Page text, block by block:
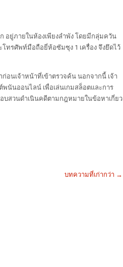
อยู่ภายในห้องเพียงลำพัง โดยมีกลุ่มควัน
โทรศัพท์มือถือยี่ห้อซัมซุง 1 เครื่อง จึงยึดไว้
อนเจ้าหน้าที่เข้าตรวจค้น นอกจากนี้ เจ้า
นันออนไลน์ เพื่อเล่นเกมสล็อตและการ
สวนดำเนินคดีตามกฎหมายในข้อหาเกี่ยว
บทความที่เก่ากว่า →